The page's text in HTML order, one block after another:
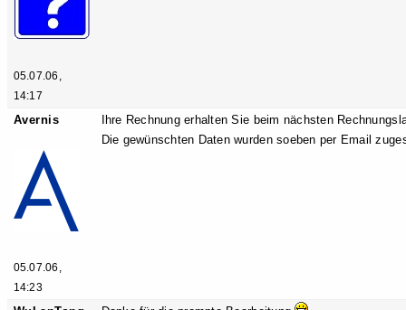
05.07.06,
14:17
Avernis
05.07.06,
14:23
Ihre Rechnung erhalten Sie beim nächsten
Die gewünschten Daten wurden soeben per Email